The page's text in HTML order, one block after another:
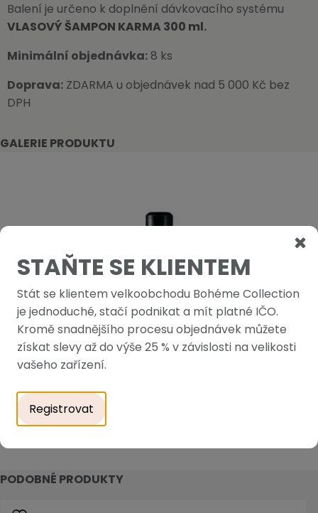
GALERIE PRODUKTU
Balení je určeno k doplnění dávkovacího systému
VLASOVÝ ŠAMPON KARMA 300 ml.
Minimální objednávka: 8 ks
Doprava: ZDARMA u objednávek nad 5 000 Kč bez
DPH
PODOBNÉ PRODUKTY
STAŇTE SE KLIENTEM
Stát se klientem velkoobchodu Bohéme Collection
je jednoduché, stačí podnikat a mít platné IČO.
Kromě snadnějšího procesu objednávek můžete
získat slevy až do výše 25 % v závislosti na velikosti
vašeho zařízení.
Registrovat